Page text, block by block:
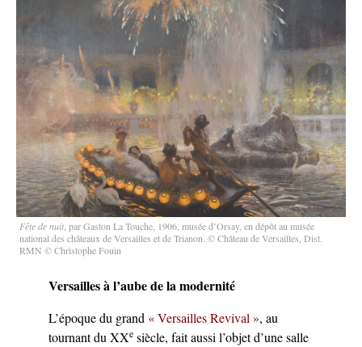
Fête de nuit, par Gaston La Touche, 1906, musée d’Orsay, en dépôt au musée
national des châteaux de Versailles et de Trianon. © Château de Versailles, Dist.
RMN © Christophe Fouin
Versailles à l’aube de la modernité
L’époque du grand « Versailles Revival », au
tournant du XXe siècle, fait aussi l’objet d’une salle